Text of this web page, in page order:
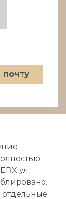
почту
ул.
отдельные